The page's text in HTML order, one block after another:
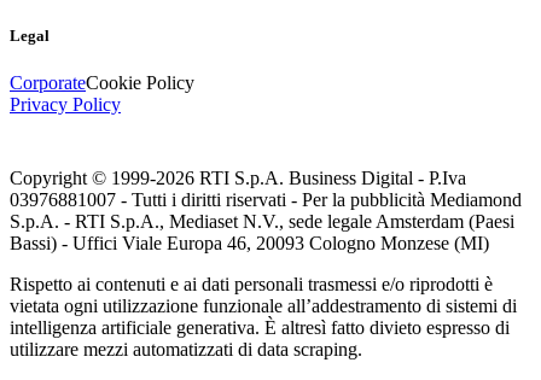
Legal
CorporateCookie Policy
Privacy Policy
Copyright © 1999-2026 RTI S.p.A. Business Digital - P.Iva
03976881007 - Tutti i diritti riservati - Per la pubblicità Mediamond
S.p.A. - RTI S.p.A., Mediaset N.V., sede legale Amsterdam (Paesi
Bassi) - Uffici Viale Europa 46, 20093 Cologno Monzese (MI)
Rispetto ai contenuti e ai dati personali trasmessi e/o riprodotti è
vietata ogni utilizzazione funzionale all’addestramento di sistemi di
intelligenza artificiale generativa. È altresì fatto divieto espresso di
utilizzare mezzi automatizzati di data scraping.